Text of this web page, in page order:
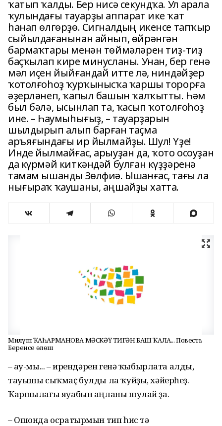
ҡатып ҡалды. Бер нисә секундҡа. Ул арала
ҡулындағы тауарҙы аппарат ике ҡат
һанап өлгөрҙө. Сигналдың икенсе тапҡыр
сыйылдағанынан айнып, өйрәнгән
бармаҡтары менән төймәләрен тиҙ-тиҙ
баҫҡылап кире минусланы. Унан, бер генә
мәл иҫен йыйғандай итте лә, ниндәйҙер
ҡотолғоһоҙ ҡурҡынысҡа ҡаршы торорға
әҙерләнеп, ҡапыл башын ҡалҡытты. Һәм
был бәлә, ысынлап та, ҡасып ҡотолғоһоҙ
ине. – Һаумыһығыҙ, – тауарҙарын
шылдырып алып барған таҫма
аръяғындағы ир йылмайҙы. Шул! Үҙе!
Инде йылмайғас, арыуҙан да, ҡото осоуҙан
да күрмәй киткәндәй булған күҙҙәренә
тамам ышанды Зөлфиә. Ышанғас, тағы ла
нығыраҡ ҡаушаны, аңшайҙы хатта.
Миләүшә ҠАҺАРМАНОВА МӘСКӘҮ ТИГӘН БАШ ҠАЛА... Повесть
Беренсе өлөш
– Һау-мы... – ирендәрен генә ҡыбырлата алды,
тауышы сыҡмаҫ булды ла ҡуйҙы, хәйерһеҙ.
Ҡаршылағы яуабын аңланы шулай ҙа.
– Ошонда осратырмын тип һис тә